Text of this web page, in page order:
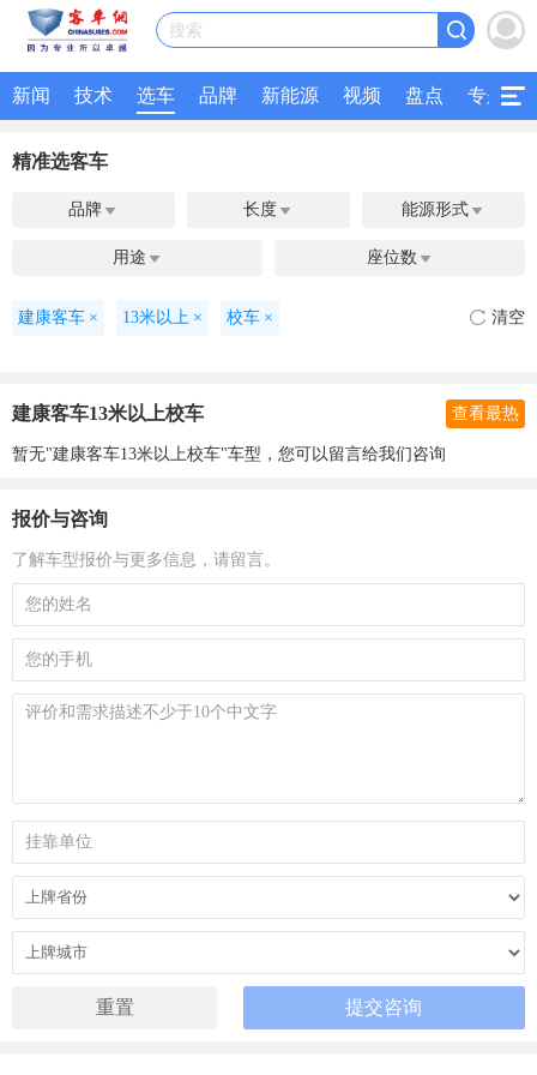
搜索
新闻 技术 选车 品牌 新能源 视频 盘点 专题
精准选客车
品牌  长度  能源形式 
用途  座位数 
建康客车 × 13米以上 × 校车 × 清空
建康客车13米以上校车 查看最热
暂无"建康客车13米以上校车"车型，您可以留言给我们咨询
报价与咨询
了解车型报价与更多信息，请留言。